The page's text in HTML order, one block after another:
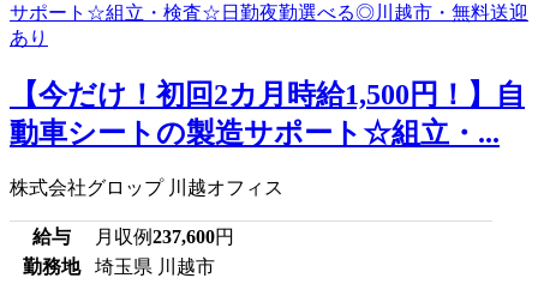
【今だけ！初回2カ月時給1,500円！】自
動車シートの製造サポート☆組立・...
株式会社グロップ 川越オフィス
給与 月収例237,600円
勤務地
埼玉県 川越市